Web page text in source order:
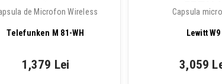
de Microfon Wireless
Telefunken M 81-WH
1,379 Lei
Capsula
Lewitt W9
3,059